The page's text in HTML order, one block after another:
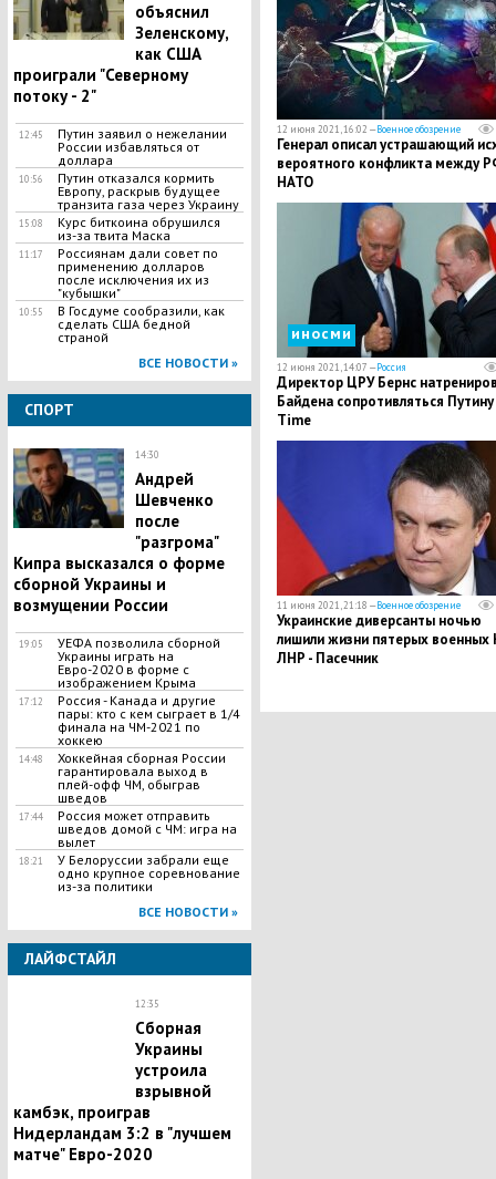
объяснил
Зеленскому,
как США
проиграли "Северному
потоку - 2"
12:45
Путин заявил о нежелании
России избавляться от
доллара
10:56
Путин отказался кормить
Европу, раскрыв будущее
транзита газа через Украину
15:08
Курс биткоина обрушился
из-за твита Маска
11:17
Россиянам дали совет по
применению долларов
после исключения их из
"кубышки"
10:55
В Госдуме сообразили, как
сделать США бедной
страной
ВСЕ НОВОСТИ »
СПОРТ
14:30
Андрей
Шевченко
после
"разгрома"
Кипра высказался о форме
сборной Украины и
возмущении России
19:05
УЕФА позволила сборной
Украины играть на
Евро-2020 в форме с
изображением Крыма
17:12
Россия - Канада и другие
пары: кто с кем сыграет в 1/4
финала на ЧМ-2021 по
хоккею
14:48
Хоккейная сборная России
гарантировала выход в
плей-офф ЧМ, обыграв
шведов
17:44
Россия может отправить
шведов домой с ЧМ: игра на
вылет
18:21
У Белоруссии забрали еще
одно крупное соревнование
из-за политики
ВСЕ НОВОСТИ »
ЛАЙФСТАЙЛ
12:35
Сборная
Украины
устроила
взрывной
камбэк, проиграв
Нидерландам 3:2 в "лучшем
матче" Евро-2020
12 июня 2021, 16:02 —Военное обозрение
Генерал описал устрашающий
вероятного конфликта между
НАТО
иносми
12 июня 2021, 14:07 —Россия
Директор ЦРУ Бернс
Байдена сопротивляться Путину
Time
11 июня 2021, 21:18 —Военное обозрение
Украинские диверсанты ночью
лишили жизни пятерых
ЛНР - Пасечник